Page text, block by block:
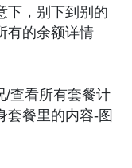
下，别下到别的
有的余额详情
/查看所有套餐计
套餐里的内容-图